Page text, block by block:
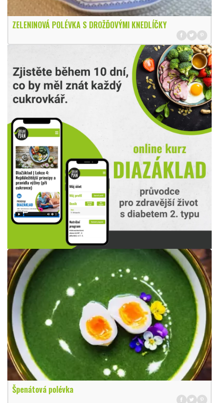
ZELENINOVÁ POLÉVKA S DROŽĎOVÝMI KNEDLÍČKY
Špenátová polévka